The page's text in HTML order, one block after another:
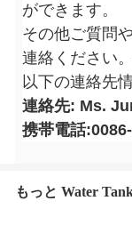
ができます。
その他ご質問
連絡ください
以下の連絡先
連絡先: Ms.
携帯電話
もっと Water